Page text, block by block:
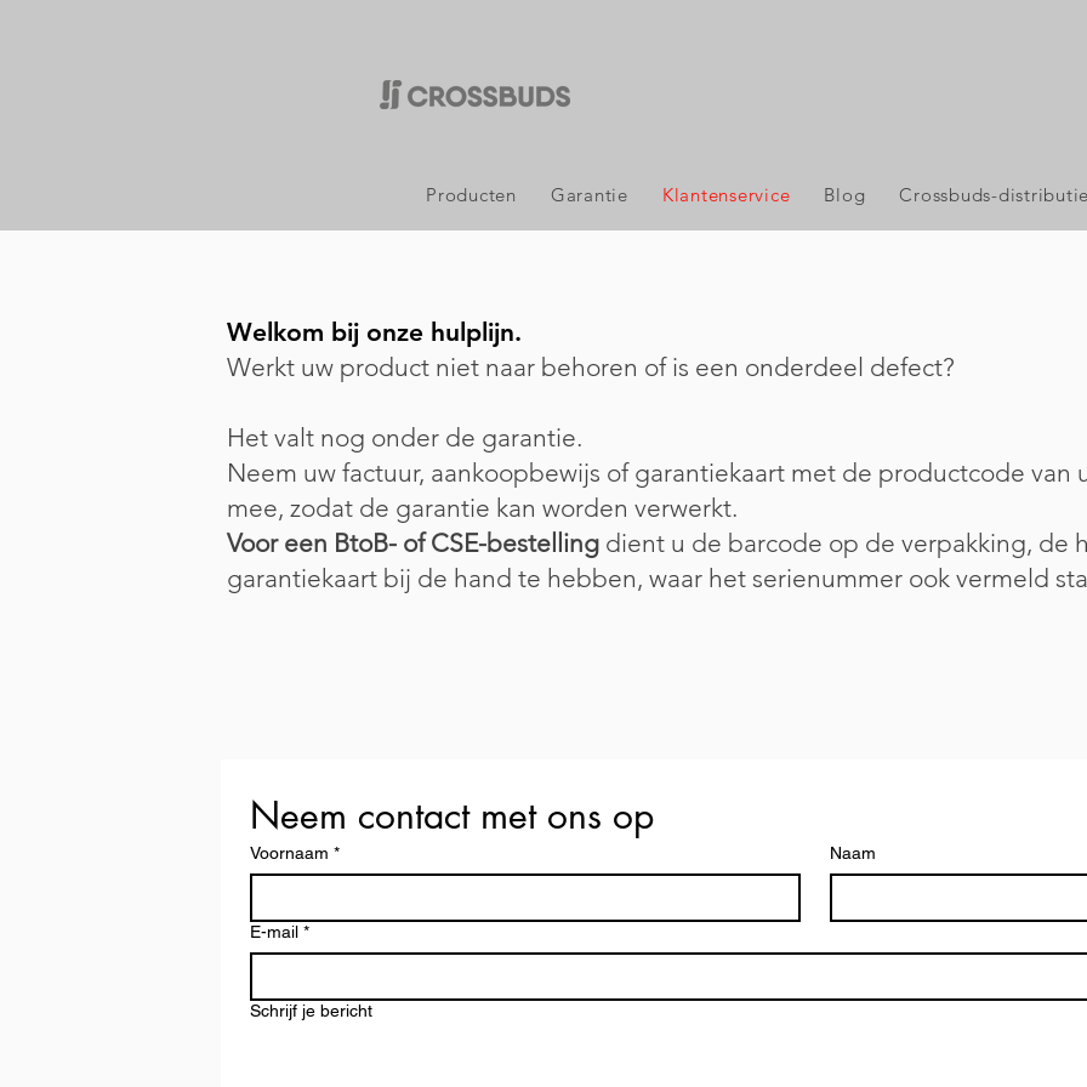
Producten Garantie Klantenservice Blog Crossbuds-
Neem contact met ons op
Voornaam * Naam
E-mail *
Schrijf je bericht
Welkom bij onze hulplijn.
Werkt uw product niet naar behoren of is een onderdeel defect?
Het valt nog onder de garantie.
Neem uw factuur, aankoopbewijs of garantiekaart met de productcode van
mee, zodat de garantie kan worden verwerkt.
Voor een BtoB- of CSE-bestelling dient u de barcode op de verpakking, de
garantiekaart bij de hand te hebben, waar het serienummer ook vermeld